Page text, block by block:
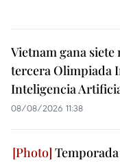
Vietnam gana siete
tercera Olimpiada
Inteligencia
08/08/2026 11:38